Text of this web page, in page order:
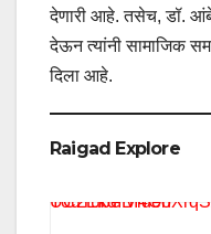
देणारी आहे. तसेच, डॉ.
देऊन त्यांनी सामाजिक
दिला आहे.
Raigad Explore
YouTube Video